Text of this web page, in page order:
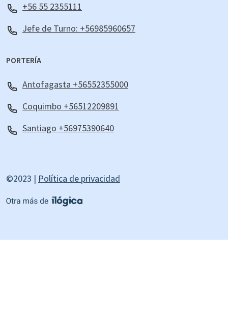
+56 55 2355111
Jefe de Turno: +56985960657
PORTERÍA
Antofagasta +56552355000
Coquimbo +56512209891
Santiago +56975390640
©2023 | Política de privacidad